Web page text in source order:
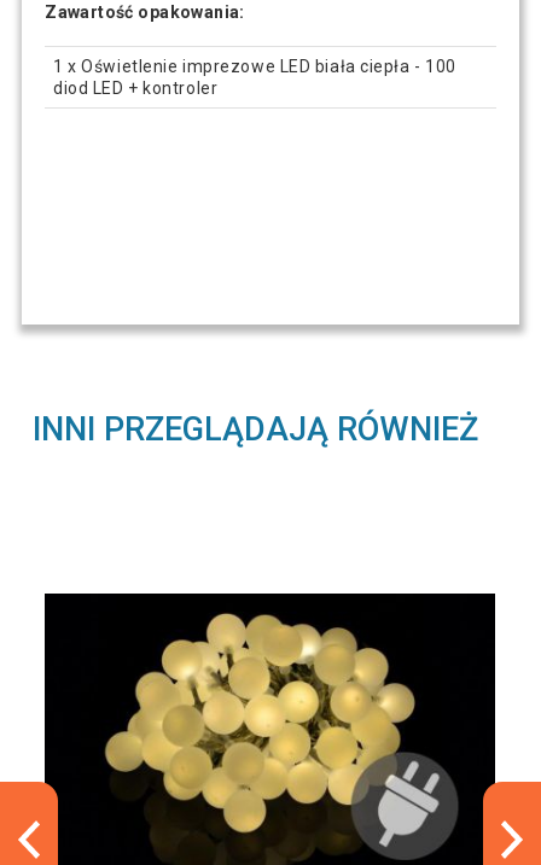
Zawartość opakowania:
1 x Oświetlenie imprezowe LED biała ciepła - 100
diod LED + kontroler
INNI PRZEGLĄDAJĄ RÓWNIEŻ